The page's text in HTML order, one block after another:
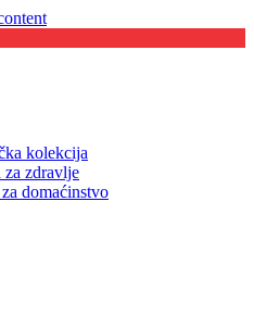
kolekcija
za zdravlje
domaćinstvo